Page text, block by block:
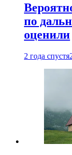
по
оценили
2 года спустя